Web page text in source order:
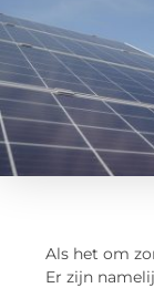
Als het om
Er zijn